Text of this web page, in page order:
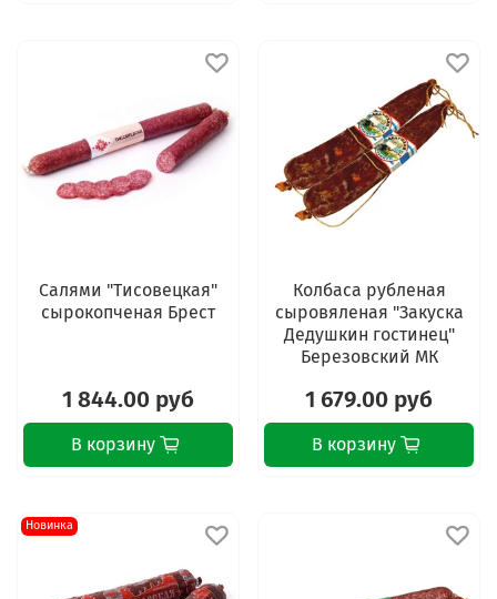
Салями "Тисовецкая"
сырокопченая Брест
1 844.00 руб
В корзину
Колбаса рубленая
сыровяленая "Закуска
Дедушкин гостинец"
Березовский МК
1 679.00 руб
В корзину
Новинка